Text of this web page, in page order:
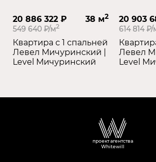
20 886 322 ₽ 38 м2
549 640 ₽/м2
Квартира с 1 спальней
Левел Мичуринский |
Level Мичуринский
20 903
614 814 ₽/
Левел
Level
проект агентства
Whitewill